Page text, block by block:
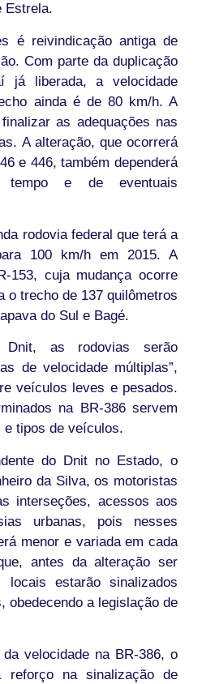
Estrela.
é reivindicação antiga de
Com parte da duplicação
já liberada, a velocidade
ainda é de 80 km/h. A
as adequações nas
A alteração, que ocorrerá
e 446, também dependerá
tempo e de eventuais
rodovia federal que terá a
100 km/h em 2015. A
153, cuja mudança ocorre
o trecho de 137 quilômetros
do Sul e Bagé.
as rodovias serão
de velocidade múltiplas”,
veículos leves e pesados.
na BR-386 servem
e tipos de veículos.
do Dnit no Estado, o
da Silva, os motoristas
interseções, acessos aos
urbanas, pois nesses
menor e variada em cada
antes da alteração ser
locais estarão sinalizados
obedecendo a legislação de
velocidade na BR-386, o
reforço na sinalização de